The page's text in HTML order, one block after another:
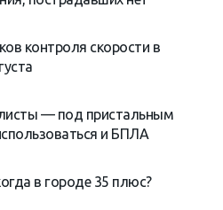
контроля скорости в
— под пристальным
и БПЛА
в городе 35 плюс?